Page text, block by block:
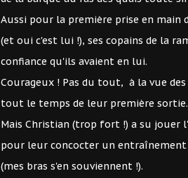
Aussi pour la première prise en main
(et oui c'est lui !), ses copains de la
confiance qu'ils avaient en lui.
Courageux ! Pas du tout, à la vue
tout le temps de leur première sortie.
Mais Christian (trop fort !) a su jouer
pour leur concocter un entraînement
(mes bras s'en souviennent !).